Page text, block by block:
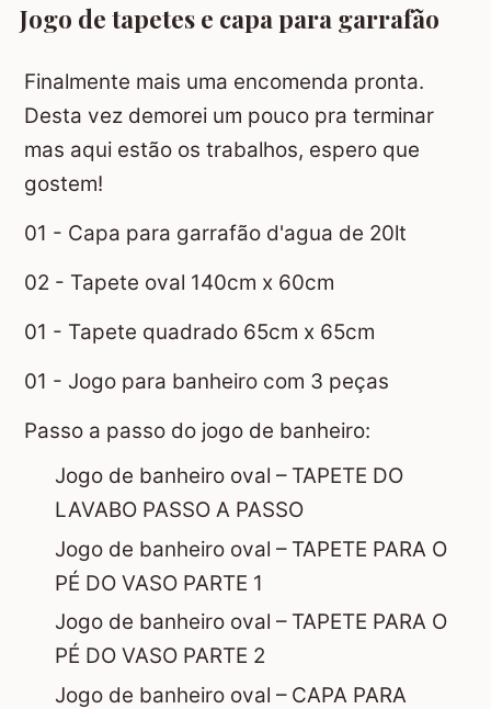
Jogo de tapetes e capa para garrafão
Finalmente mais uma encomenda pronta.
Desta vez demorei um pouco pra terminar
mas aqui estão os trabalhos, espero que
gostem!
01 - Capa para garrafão d'agua de 20lt
02 - Tapete oval 140cm x 60cm
01 - Tapete quadrado 65cm x 65cm
01 - Jogo para banheiro com 3 peças
Passo a passo do jogo de banheiro:
Jogo de banheiro oval – TAPETE DO
LAVABO PASSO A PASSO
Jogo de banheiro oval – TAPETE PARA O
PÉ DO VASO PARTE 1
Jogo de banheiro oval – TAPETE PARA O
PÉ DO VASO PARTE 2
Jogo de banheiro oval – CAPA PARA